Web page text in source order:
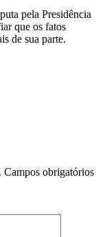
pela Presidência
que os fatos
de sua parte.
Campos obrigatórios